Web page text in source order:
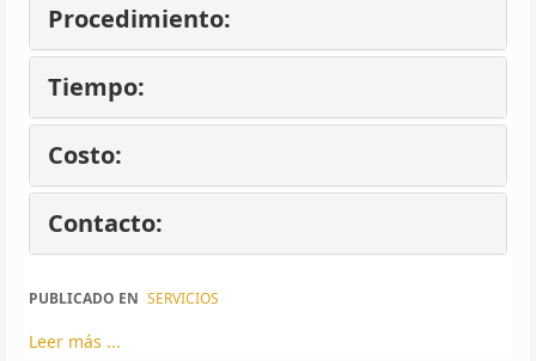
Procedimiento:
Tiempo:
Costo:
Contacto:
PUBLICADO EN SERVICIOS
Leer más ...